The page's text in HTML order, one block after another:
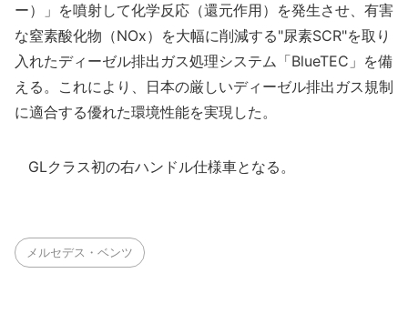
ー）」を噴射して化学反応（還元作用）を発生させ、有害
な窒素酸化物（NOx）を大幅に削減する"尿素SCR"を取り
入れたディーゼル排出ガス処理システム「BlueTEC」を備
える。これにより、日本の厳しいディーゼル排出ガス規制
に適合する優れた環境性能を実現した。
GLクラス初の右ハンドル仕様車となる。
メルセデス・ベンツ